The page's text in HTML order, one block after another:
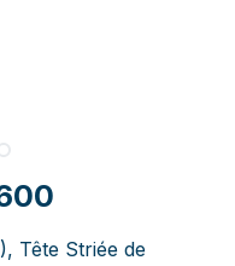
Tête Striée de